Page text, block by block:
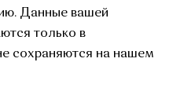
Данные вашей
только в
сохраняются на нашем